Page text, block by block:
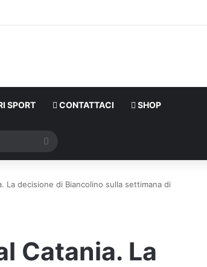
SPORT CONTATTACI SHOP
Cerca
La decisione di Biancolino sulla settimana di
Catania. La